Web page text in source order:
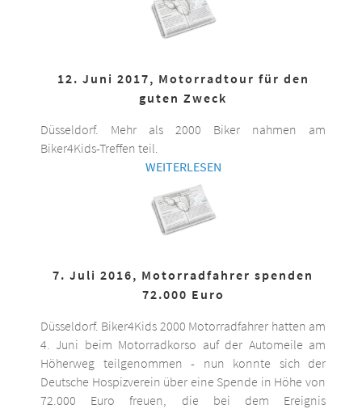
12. Juni 2017, Motorradtour für den
guten Zweck
Düsseldorf. Mehr als 2000 Biker nahmen am
Biker4Kids-Treffen teil.
WEITERLESEN
7. Juli 2016, Motorradfahrer spenden
72.000 Euro
Düsseldorf. Biker4Kids 2000 Motorradfahrer hatten am
4. Juni beim Motorradkorso auf der Automeile am
Höherweg teilgenommen - nun konnte sich der
Deutsche Hospizverein über eine Spende in Höhe von
72.000 Euro freuen, die bei dem Ereignis